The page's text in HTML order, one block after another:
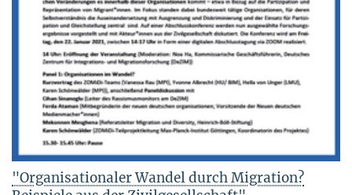
"Organisationaler Wandel durch Migration?